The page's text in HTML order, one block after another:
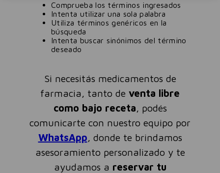
Comprueba los términos ingresados
Intenta utilizar una sola palabra
Utiliza términos genéricos en la
búsqueda
Intenta buscar sinónimos del término
deseado
Si necesitás medicamentos de
farmacia, tanto de venta libre
como bajo receta, podés
comunicarte con nuestro equipo por
WhatsApp, donde te brindamos
asesoramiento personalizado y te
ayudamos a reservar tu